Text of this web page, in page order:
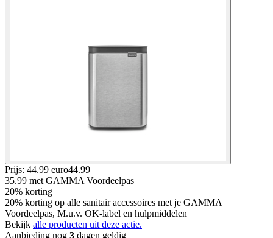
Prijs: 44.99 euro44.99
35.99 met GAMMA Voordeelpas
20% korting
20% korting op alle sanitair accessoires met je GAMMA
Voordeelpas, M.u.v. OK-label en hulpmiddelen
Bekijk alle producten uit deze actie.
Aanbieding nog 3 dagen geldig